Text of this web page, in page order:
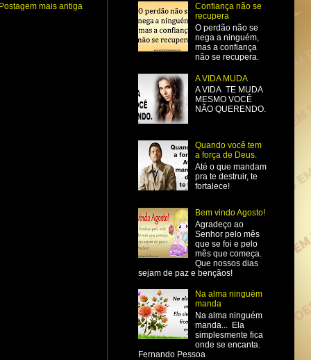
Postagem mais antiga
Confiança não se
recupera
O perdão não se
nega a ninguém,
mas a confiança
não se recupera.
A VIDA MUDA
A VIDA TE MUDA
MESMO VOCÊ
NÃO QUERENDO.
Quando você tem
a força de Deus.
Até o que mandam
pra te destruir, te
fortalece!
Bem vindo Agosto!
Agradeço ao
Senhor pelo mês
que se foi e pelo
mês que começa.
Que nossos dias
sejam de paz e bençãos!
Na alma ninguém
manda
Na alma ninguém
manda... Ela
simplesmente fica
onde se encanta.
Fernando Pessoa